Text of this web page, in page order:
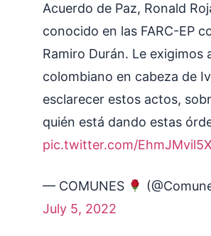
Acuerdo de Paz, Ronald
conocido en las FARC-EP
Ramiro Durán. Le exigimos
colombiano en cabeza de
esclarecer estos actos,
quién está dando estas
pic.twitter.com/EhmJMvil5X
— COMUNES
July 5, 2022